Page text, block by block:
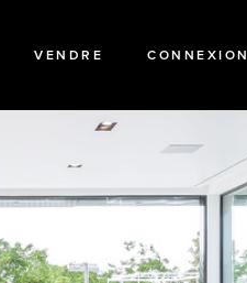
VENDRE CONNEXION